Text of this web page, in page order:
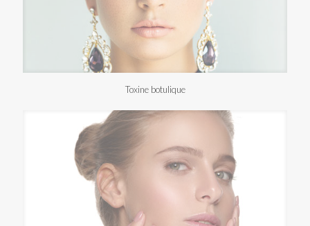
Toxine botulique